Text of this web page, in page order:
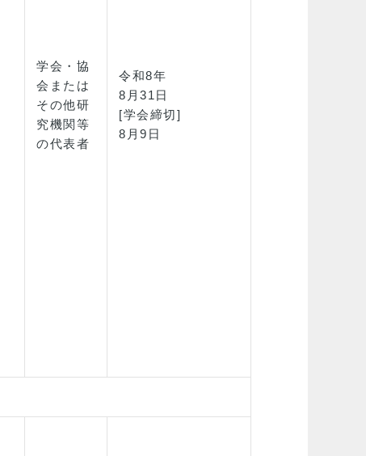
学会・協
会または
その他研
究機関等
の代表者
令和8年
8月31日
[学会締切]
8月9日